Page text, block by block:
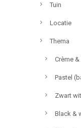
Tuin
Locatie
Thema
Crème
Pastel
Zwart
Black &